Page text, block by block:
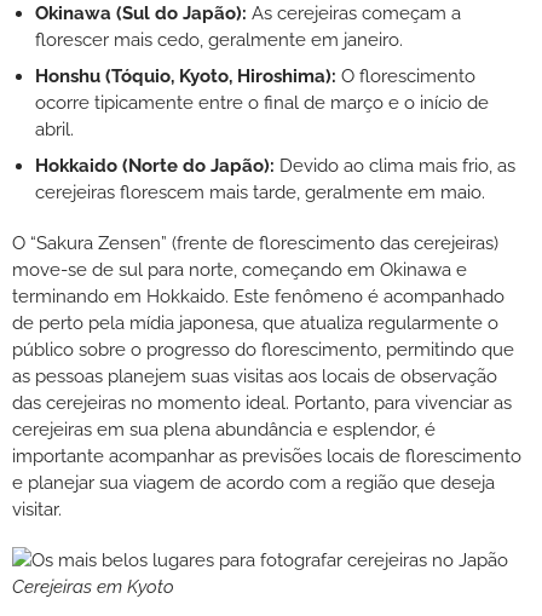
Okinawa (Sul do Japão): As cerejeiras começam a
florescer mais cedo, geralmente em janeiro.
Honshu (Tóquio, Kyoto, Hiroshima): O florescimento
ocorre tipicamente entre o final de março e o início de
abril.
Hokkaido (Norte do Japão): Devido ao clima mais frio, as
cerejeiras florescem mais tarde, geralmente em maio.
O “Sakura Zensen” (frente de florescimento das cerejeiras)
move-se de sul para norte, começando em Okinawa e
terminando em Hokkaido. Este fenômeno é acompanhado
de perto pela mídia japonesa, que atualiza regularmente o
público sobre o progresso do florescimento, permitindo que
as pessoas planejem suas visitas aos locais de observação
das cerejeiras no momento ideal. Portanto, para vivenciar as
cerejeiras em sua plena abundância e esplendor, é
importante acompanhar as previsões locais de florescimento
e planejar sua viagem de acordo com a região que deseja
visitar.
Cerejeiras em Kyoto